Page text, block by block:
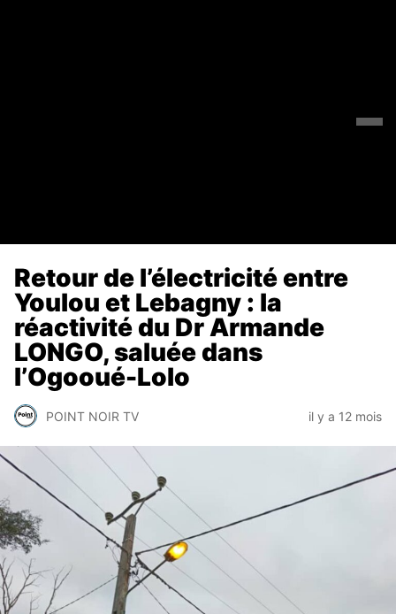
Retour de l’électricité entre
Youlou et Lebagny : la
réactivité du Dr Armande
LONGO, saluée dans
l’Ogooué-Lolo
POINT NOIR TV il y a 12 mois